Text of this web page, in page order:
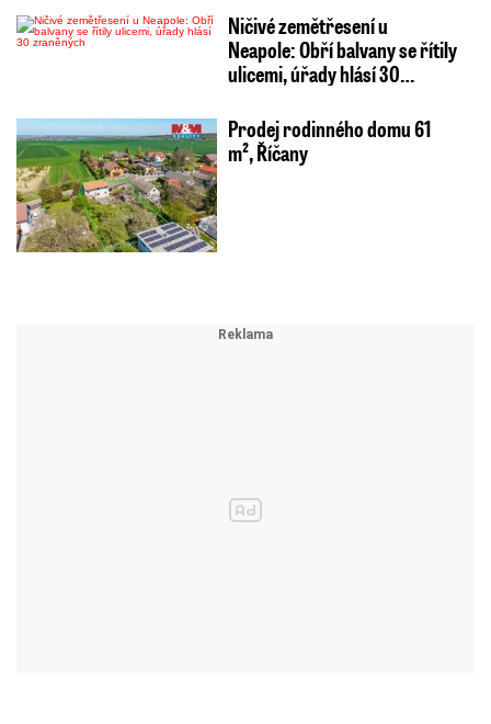
Ničivé zemětřesení u
Neapole: Obří balvany se řítily
ulicemi, úřady hlásí 30…
Prodej rodinného domu 61
m², Říčany